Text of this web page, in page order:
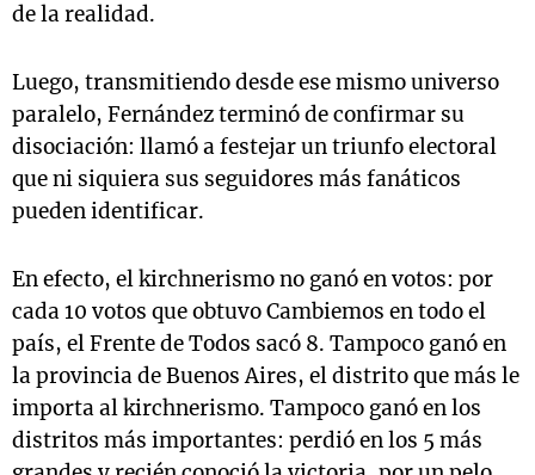
de la realidad.
Luego, transmitiendo desde ese mismo universo
paralelo, Fernández terminó de confirmar su
disociación: llamó a festejar un triunfo electoral
que ni siquiera sus seguidores más fanáticos
pueden identificar.
En efecto, el kirchnerismo no ganó en votos: por
cada 10 votos que obtuvo Cambiemos en todo el
país, el Frente de Todos sacó 8. Tampoco ganó en
la provincia de Buenos Aires, el distrito que más le
importa al kirchnerismo. Tampoco ganó en los
distritos más importantes: perdió en los 5 más